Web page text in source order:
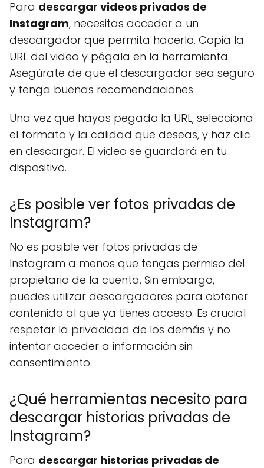
Para descargar videos privados de
Instagram, necesitas acceder a un
descargador que permita hacerlo. Copia la
URL del video y pégala en la herramienta.
Asegúrate de que el descargador sea seguro
y tenga buenas recomendaciones.
Una vez que hayas pegado la URL, selecciona
el formato y la calidad que deseas, y haz clic
en descargar. El video se guardará en tu
dispositivo.
¿Es posible ver fotos privadas de
Instagram?
No es posible ver fotos privadas de
Instagram a menos que tengas permiso del
propietario de la cuenta. Sin embargo,
puedes utilizar descargadores para obtener
contenido al que ya tienes acceso. Es crucial
respetar la privacidad de los demás y no
intentar acceder a información sin
consentimiento.
¿Qué herramientas necesito para
descargar historias privadas de
Instagram?
Para descargar historias privadas de